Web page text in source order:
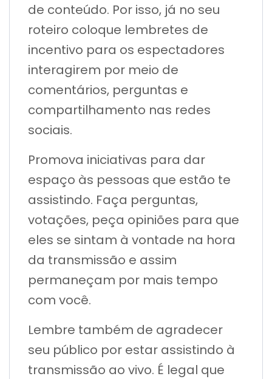
de conteúdo. Por isso, já no seu
roteiro coloque lembretes de
incentivo para os espectadores
interagirem por meio de
comentários, perguntas e
compartilhamento nas redes
sociais.
Promova iniciativas para dar
espaço às pessoas que estão te
assistindo. Faça perguntas,
votações, peça opiniões para que
eles se sintam à vontade na hora
da transmissão e assim
permaneçam por mais tempo
com você.
Lembre também de agradecer
seu público por estar assistindo à
transmissão ao vivo. É legal que